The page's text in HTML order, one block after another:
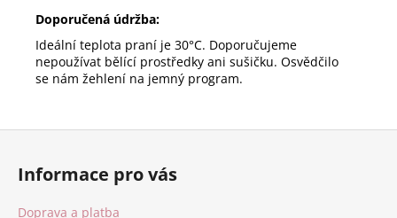
Doporučená údržba:
Ideální teplota praní je 30°C. Doporučujeme
nepoužívat bělící prostředky ani sušičku. Osvědčilo
se nám žehlení na jemný program.
Informace pro vás
Doprava a platba